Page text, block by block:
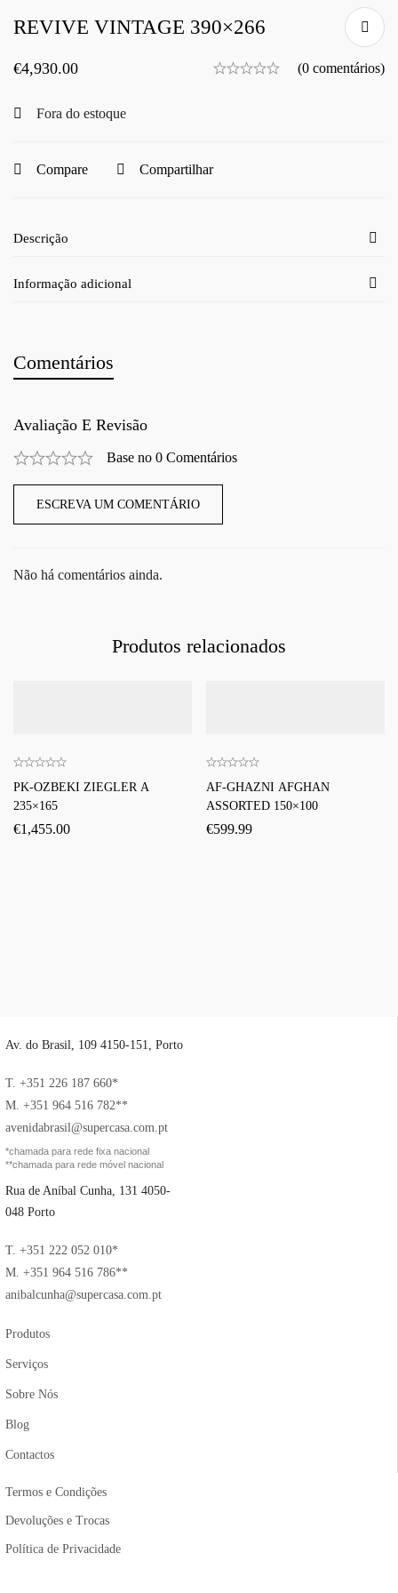
REVIVE VINTAGE 390×266
€4,930.00 (0 comentários)
Fora do estoque
Compare Compartilhar
Descrição
Informação adicional
Comentários
Avaliação E Revisão
Base no 0 Comentários
ESCREVA UM COMENTÁRIO
Não há comentários ainda.
Produtos relacionados
PK-OZBEKI ZIEGLER A
235×165
€1,455.00
AF-GHAZNI AFGHAN
ASSORTED 150×100
€599.99
Av. do Brasil, 109 4150-151, Porto
T. +351 226 187 660*
M. +351 964 516 782**
avenidabrasil@supercasa.com.pt
*chamada para rede fixa nacional
**chamada para rede móvel nacional
Rua de Aníbal Cunha, 131 4050-
048 Porto
T. +351 222 052 010*
M. +351 964 516 786**
anibalcunha@supercasa.com.pt
Produtos
Serviços
Sobre Nós
Blog
Contactos
Termos e Condições
Devoluções e Trocas
Política de Privacidade